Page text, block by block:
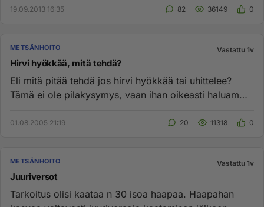
19.09.2013 16:35 82 36149 0
METSÄNHOITO Vastattu 1v
Hirvi hyökkää, mitä tehdä?
Eli mitä pitää tehdä jos hirvi hyökkää tai uhittelee?
Tämä ei ole pilakysymys, vaan ihan oikeasti haluamme
01.08.2005 21:19 20 11318 0
METSÄNHOITO Vastattu 1v
Juuriversot
Tarkoitus olisi kaataa n 30 isoa haapaa. Haapahan